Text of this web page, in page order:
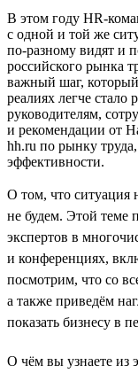
В этом году HR-
с одной и той же
по-разному видят и
российского рынка
важный шаг,
реалиях легче стало
руководителям,
и рекомендации от
hh.ru по рынку
эффективности.
О том, что ситуация
не будем. Этой теме
экспертов в
и конференциях,
посмотрим, что со
а также приведём
показать бизнесу в
О чём вы узнаете из